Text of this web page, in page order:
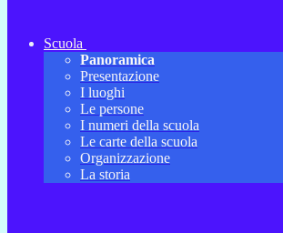
Scuola
Panoramica
Presentazione
I luoghi
Le persone
I numeri della scuola
Le carte della scuola
Organizzazione
La storia